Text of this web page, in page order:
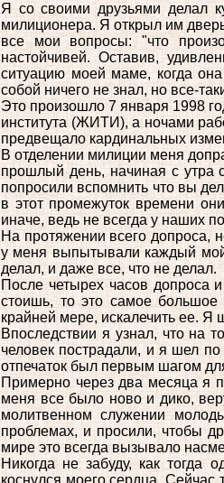
Я со своими друзьями делал
милиционера. Я открыл им
все мои вопросы: "что
настойчивей. Оставив,
ситуацию моей маме, когда
собой ничего не знал, но все-
Это произошло 7 января 1998
института (ЖИТИ), а ночами
предвещало кардинальных
В отделении милиции меня
прошлый день, начиная с утра
попросили вспомнить что вы
в этот промежуток времени
иначе, ведь не всегда у наших
На протяжении всего допроса,
у меня выпытывали каждый
делал, и даже все, что не делал.
После четырех часов допроса
стоишь, то это самое большое
крайней мере, искалечить ее.
Впоследствии я узнал, что на
человек пострадали, и я шел
отпечаток был первым шагом
Примерно через два месяца я
меня все было ново и дико,
молитвенном служении
проблемах, и просили, чтобы
мире это всегда вызывало
Никогда не забуду, как
коснулся моего сердца.